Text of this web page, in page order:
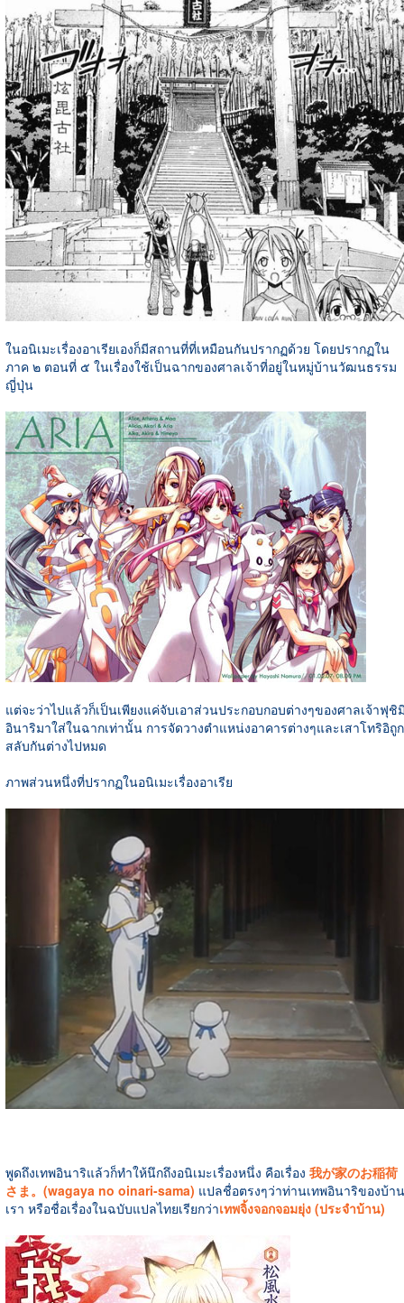
ในอนิเมะเรื่องอาเรียเองก็มีสถานที่ที่เหมือนกันปรากฏด้วย โดยปรากฏใน
ภาค ๒ ตอนที่ ๕ ในเรื่องใช้เป็นฉากของศาลเจ้าที่อยู่ในหมู่บ้านวัฒนธรรม
ญี่ปุ่น
แต่จะว่าไปแล้วก็เป็นเพียงแค่จับเอาส่วนประกอบกอบต่างๆของศาลเจ้าฟุชิ
อินาริมาใส่ในฉากเท่านั้น การจัดวางตำแหน่งอาคารต่างๆและเสาโทริอิถูก
สลับกันต่างไปหมด
ภาพส่วนหนึ่งที่ปรากฏในอนิเมะเรื่องอาเรีย
พูดถึงเทพอินาริแล้วก็ทำให้นึกถึงอนิเมะเรื่องหนึ่ง คือเรื่อง 我が家のお稲荷
さま。(wagaya no oinari-sama) แปลชื่อตรงๆว่าท่านเทพอินาริของบ้าน
เรา หรือชื่อเรื่องในฉบับแปลไทยเรียกว่าเทพจิ้งจอกจอมยุ่ง (ประจำบ้าน)